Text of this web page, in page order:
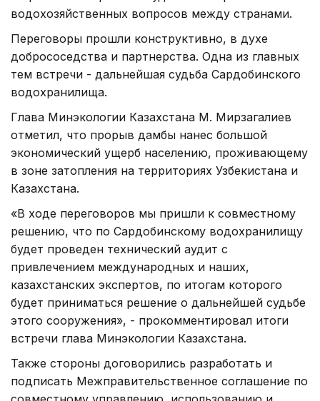
водохозяйственных вопросов между странами.
Переговоры прошли конструктивно, в духе
добрососедства и партнерства. Одна из главных
тем встречи - дальнейшая судьба Сардобинского
водохранилища.
Глава Минэкологии Казахстана М. Мирзагалиев
отметил, что прорыв дамбы нанес большой
экономический ущерб населению, проживающему
в зоне затопления на территориях Узбекистана и
Казахстана.
«В ходе переговоров мы пришли к совместному
решению, что по Сардобинскому водохранилищу
будет проведен технический аудит с
привлечением международных и наших,
казахстанских экспертов, по итогам которого
будет приниматься решение о дальнейшей судьбе
этого сооружения», - прокомментировал итоги
встречи глава Минэкологии Казахстана.
Также стороны договорились разработать и
подписать Межправительственное соглашение по